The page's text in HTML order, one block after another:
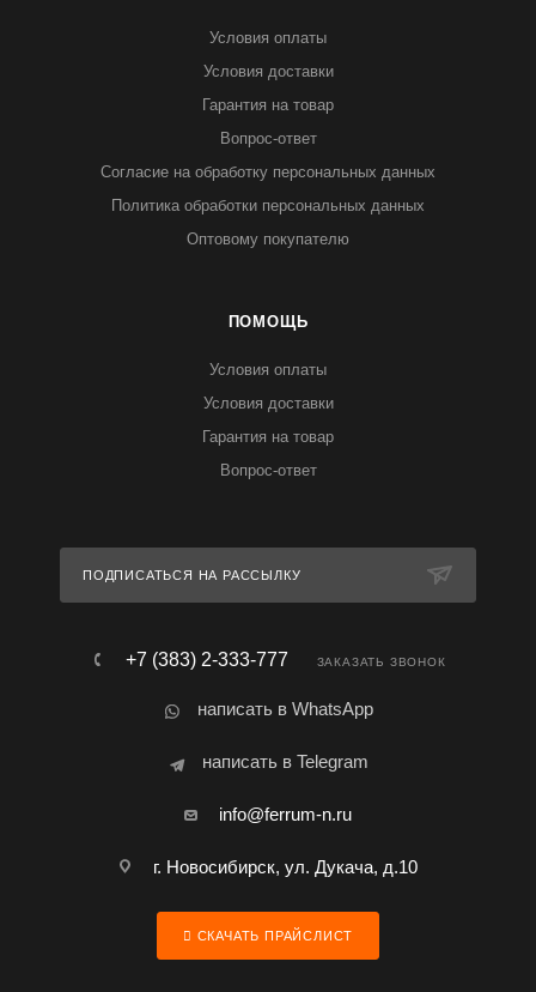
Условия оплаты
Условия доставки
Гарантия на товар
Вопрос-ответ
Согласие на обработку персональных данных
Политика обработки персональных данных
Оптовому покупателю
ПОМОЩЬ
Условия оплаты
Условия доставки
Гарантия на товар
Вопрос-ответ
ПОДПИСАТЬСЯ НА РАССЫЛКУ
+7 (383) 2-333-777 ЗАКАЗАТЬ ЗВОНОК
написать в WhatsApp
написать в Telegram
info@ferrum-n.ru
г. Новосибирск, ул. Дукача, д.10
СКАЧАТЬ ПРАЙСЛИСТ